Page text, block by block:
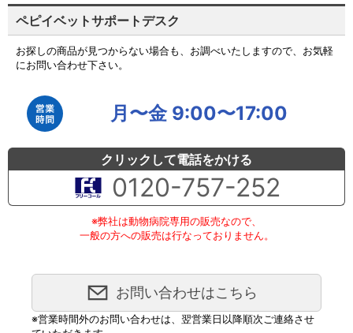
ペピイベットサポートデスク
お探しの商品が見つからない場合も、お調べいたしますので、お気軽
にお問い合わせ下さい。
月〜金 9:00〜17:00
クリックして電話をかける
0120-757-252
※弊社は動物病院専用の販売なので、
一般の方への販売は行なっておりません。
お問い合わせはこちら
※営業時間外のお問い合わせは、翌営業日以降順次ご連絡させ